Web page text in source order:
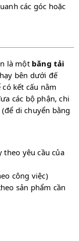
các góc hoặc
là một băng tải
bên dưới đế
kết cấu nằm
các bộ phận, chi
di chuyển bằng
theo yêu cầu của
công việc)
sản phẩm cần